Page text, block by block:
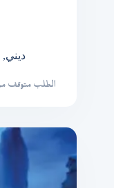
ديني,
الطلب متوقف